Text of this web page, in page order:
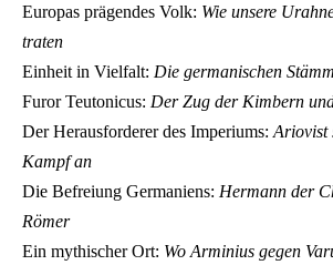
Europas prägendes Volk: Wie unsere
traten
Einheit in Vielfalt: Die germanischen
Furor Teutonicus: Der Zug der Kimbern
Der Herausforderer des Imperiums: Ariovist
Kampf an
Die Befreiung Germaniens: Hermann der
Römer
Ein mythischer Ort: Wo Arminius gegen